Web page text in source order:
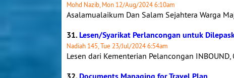
Mohd Nazib, Mon 12/Aug/2024 6:10am
Asalamualaikum Dan Salam Sejahtera Warga
31.Lesen/Syarikat Perlancongan untuk
Nadiah 145, Tue 23/Jul/2024 6:54am
Lesen dari Kementerian Pelancongan INBOUND,